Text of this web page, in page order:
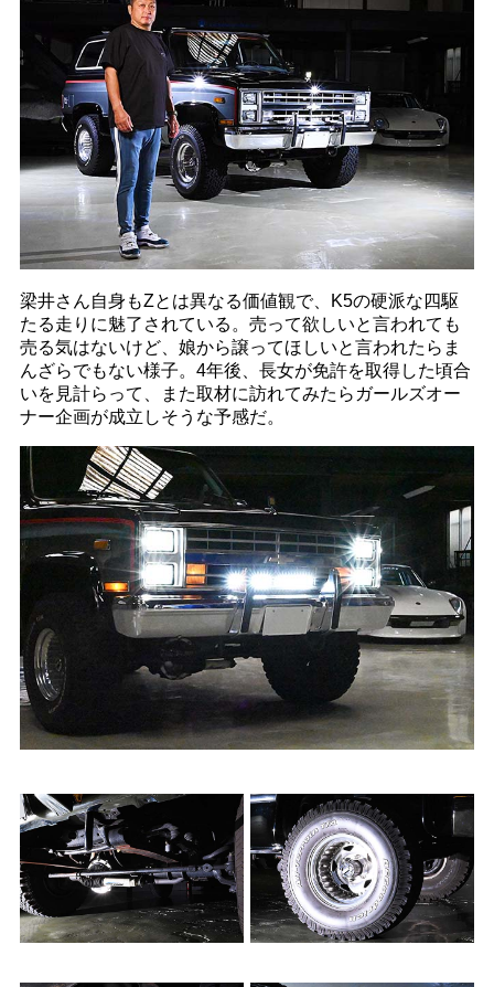
梁井さん自身もZとは異なる価値観で、K5の硬派な四駆
たる走りに魅了されている。売って欲しいと言われても
売る気はないけど、娘から譲ってほしいと言われたらま
んざらでもない様子。4年後、長女が免許を取得した頃合
いを見計らって、また取材に訪れてみたらガールズオー
ナー企画が成立しそうな予感だ。